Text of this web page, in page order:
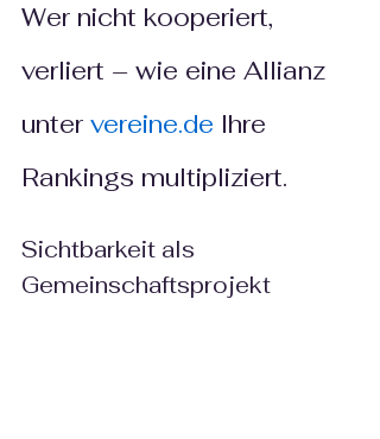
Wer nicht kooperiert,
verliert – wie eine Allianz
unter vereine.de Ihre
Rankings multipliziert.
Sichtbarkeit als
Gemeinschaftsprojekt